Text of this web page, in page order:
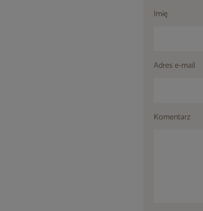
Imię
Adres e-mail
Komentarz